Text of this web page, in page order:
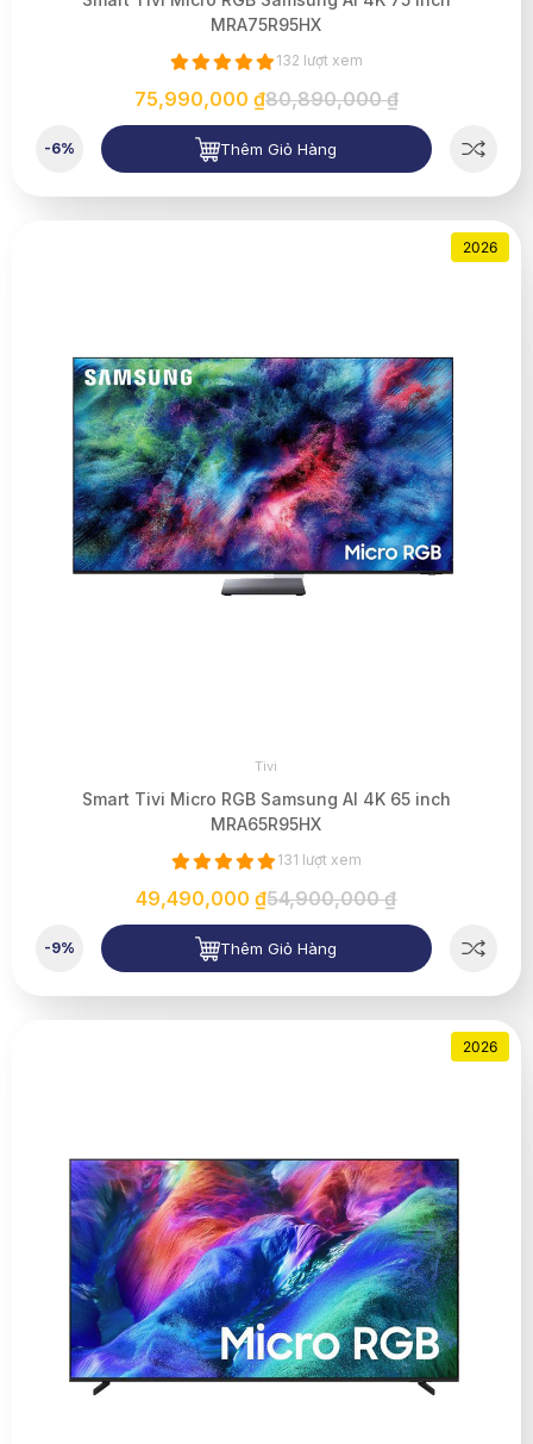
MRA75R95HX
132 lượt xem
75,990,000 ₫80,890,000 ₫
-6% Thêm Giỏ Hàng
2026
Tivi
Smart Tivi Micro RGB Samsung AI 4K 65 inch
MRA65R95HX
131 lượt xem
49,490,000 ₫54,900,000 ₫
-9% Thêm Giỏ Hàng
2026